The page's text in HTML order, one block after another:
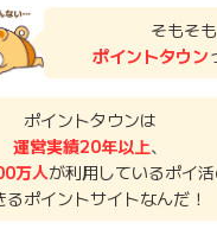
データを引き継いで成果
末とは別の端末にデータ
、虚偽、重複、いたずらの
からのインストールを行っ
時に該当アプリをアンイ
条件達成までにアプリを
な成果でないと判断した場
のアクセスまたは日本国外
は、ポイント獲得するま
失敗の状態でお問い合わ
ていただく場合がございま
・破棄された場合は対応
。
などwebサイトを表
ので、ご注意くださいませ。
そもそも
ポイントタウン
ポイントタウンは
運営実績20年以上、
万人が利用しているポイ
るポイントサイトなんだ！